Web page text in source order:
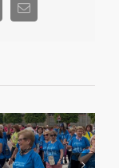
PinterestEmail